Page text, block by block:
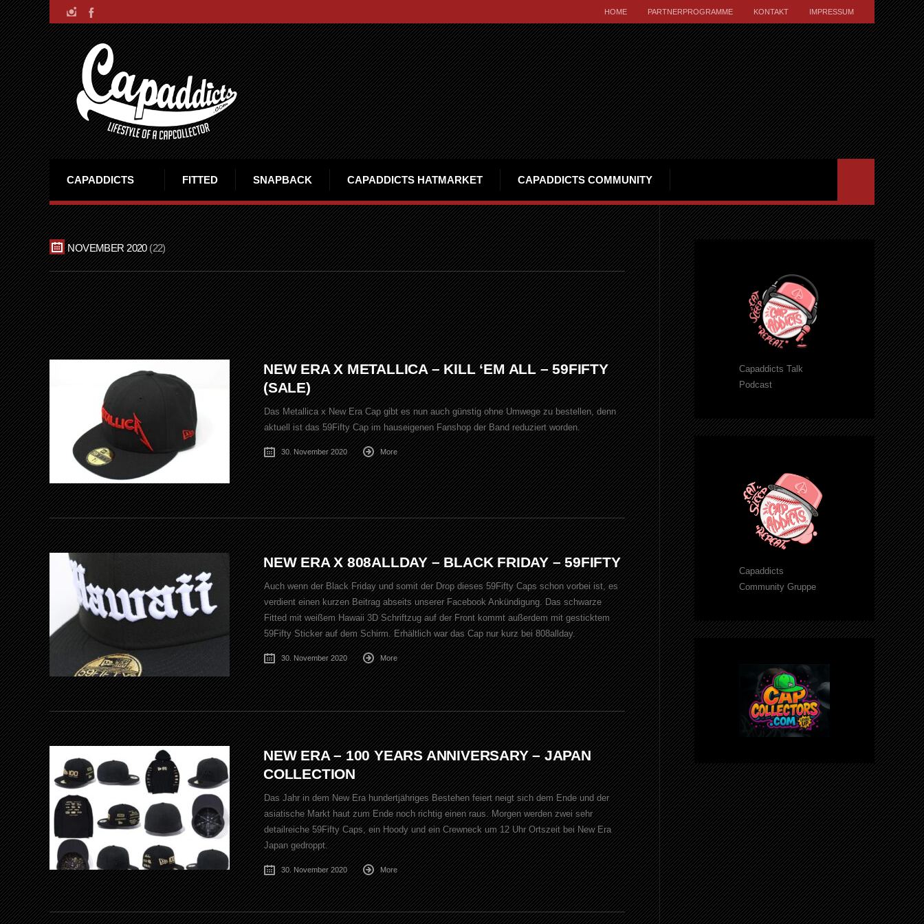
HOME PARTNERPROGRAMME KONTAKT IMPRESSUM
CAPADDICTS FITTED SNAPBACK CAPADDICTS HATMARKET CAPADDICTS COMMUNITY
NOVEMBER 2020 22
NEW ERA X METALLICA – KILL ‘EM ALL – 59FIFTY
(SALE)
Das Metallica x New Era Cap gibt es nun auch günstig ohne Umwege zu bestellen, denn
aktuell ist das 59Fifty Cap im hauseigenen Fanshop der Band reduziert worden.
30. November 2020 More
NEW ERA X 808ALLDAY – BLACK FRIDAY – 59FIFTY
Auch wenn der Black Friday und somit der Drop dieses 59Fifty Caps schon vorbei ist, es
verdient einen kurzen Beitrag abseits unserer Facebook Ankündigung. Das schwarze
Fitted mit weißem Hawaii 3D Schriftzug auf der Front kommt außerdem mit gesticktem
59Fifty Sticker auf dem Schirm. Erhältlich war das Cap nur kurz bei 808allday.
30. November 2020 More
NEW ERA – 100 YEARS ANNIVERSARY – JAPAN
COLLECTION
Das Jahr in dem New Era hundertjähriges Bestehen feiert neigt sich dem Ende und der
asiatische Markt haut zum Ende noch richtig einen raus. Morgen werden zwei sehr
detailreiche 59Fifty Caps, ein Hoody und ein Crewneck um 12 Uhr Ortszeit bei New Era
Japan gedroppt.
30. November 2020 More
Capaddicts Talk
Podcast
Capaddicts
Community Gruppe